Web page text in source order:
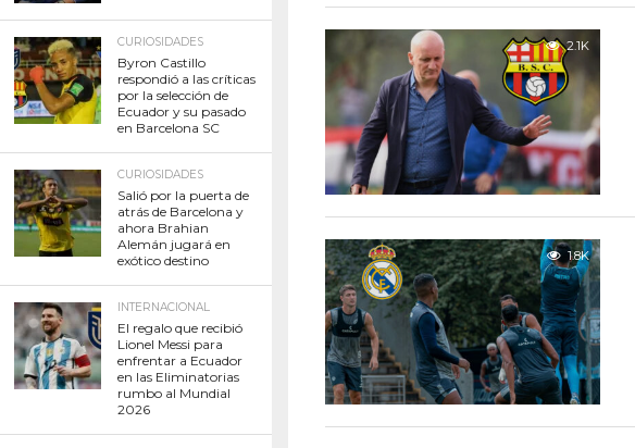
2.1K
1.8K
CURIOSIDADES
Byron Castillo
respondió a las críticas
por la selección de
Ecuador y su pasado
en Barcelona SC
CURIOSIDADES
Salió por la puerta de
atrás de Barcelona y
ahora Brahian
Alemán jugará en
exótico destino
INTERNACIONAL
El regalo que recibió
Lionel Messi para
enfrentar a Ecuador
en las Eliminatorias
rumbo al Mundial
2026